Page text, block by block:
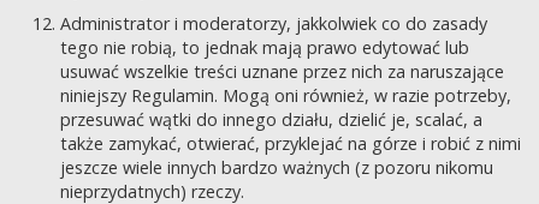
Administrator i moderatorzy, jakkolwiek co do zasady
tego nie robią, to jednak mają prawo edytować lub
usuwać wszelkie treści uznane przez nich za naruszające
niniejszy Regulamin. Mogą oni również, w razie potrzeby,
przesuwać wątki do innego działu, dzielić je, scalać, a
także zamykać, otwierać, przyklejać na górze i robić z nimi
jeszcze wiele innych bardzo ważnych (z pozoru nikomu
nieprzydatnych) rzeczy.